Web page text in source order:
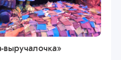
выручалочка»